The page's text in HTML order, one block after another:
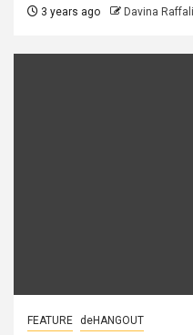
3 years ago Davina
FEATURE deHANGOUT